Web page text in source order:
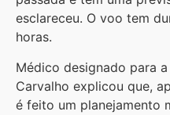
esclareceu. O voo tem
horas.
Médico designado para
Carvalho explicou que,
é feito um planejamento